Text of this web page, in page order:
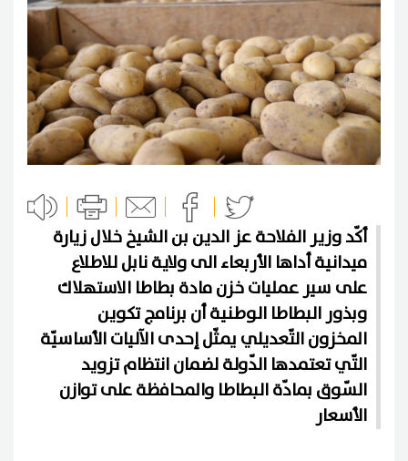
أكّد وزير الفلاحة عز الدين بن الشيخ خلال زيارة
ميدانية أداها الأربعاء الى ولاية نابل للاطلاع
على سير عمليات خزن مادة بطاطا الاستهلاك
وبذور البطاطا الوطنية أن برنامج تكوين
المخزون التّعديلي يمثّل إحدى الآليات الأساسيّة
التّي تعتمدها الدّولة لضمان انتظام تزويد
السّوق بمادّة البطاطا والمحافظة على توازن
الأسعار